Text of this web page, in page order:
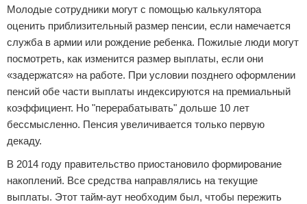
Молодые сотрудники могут с помощью калькулятора
оценить приблизительный размер пенсии, если намечается
служба в армии или рождение ребенка. Пожилые люди могут
посмотреть, как изменится размер выплаты, если они
«задержатся» на работе. При условии позднего оформлении
пенсий обе части выплаты индексируются на премиальный
коэффициент. Но "перерабатывать" дольше 10 лет
бессмысленно. Пенсия увеличивается только первую
декаду.
В 2014 году правительство приостановило формирование
накоплений. Все средства направлялись на текущие
выплаты. Этот тайм-аут необходим был, чтобы пережить